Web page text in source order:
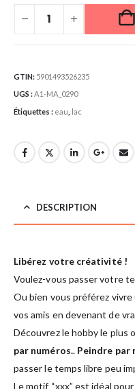
GTIN: 5901493526235
UGS :A1-MA_0290
Étiquettes : eau lac
DESCRIPTION
Libérez votre créativité !
Voulez-vous passer votre
Ou bien vous préférez
vos amis en devenant de
Découvrez le hobby le plus
par numéros.. Peindre par
passer le temps libre peu
Le motif “xxx” est idéal